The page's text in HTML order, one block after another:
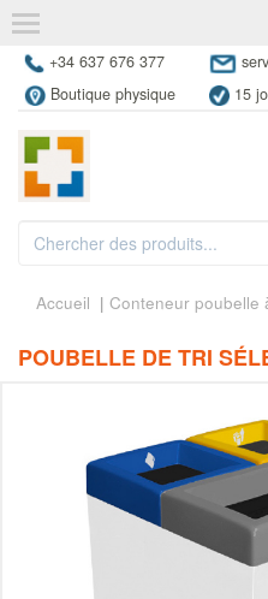
+34 637 676 377
Boutique physique
15
Accueil | Conteneur poubelle
POUBELLE DE TRI